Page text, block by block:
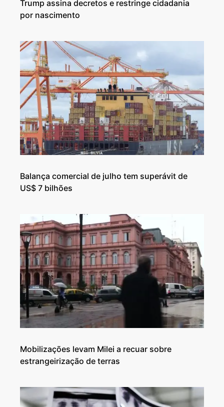
Trump assina decretos e restringe cidadania
por nascimento
Balança comercial de julho tem superávit de
US$ 7 bilhões
Mobilizações levam Milei a recuar sobre
estrangeirização de terras